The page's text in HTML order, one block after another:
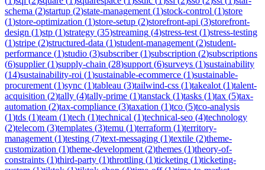
schema (2)startup (2)state-management (1)stock-control (1)store
(1)store-optimization (1)store-setup (2)storefront-api (3)storefront-
design (1)stp (1)strategy (35)streaming (4)stress-test (1)stress-testing
(1)stripe (2)structured-data (1)student-management (2)student-
performance (1)studio (3)subscriber(1)subscription (2)subscriptions
(6)supplier(1)supply-chain (28)support (6)surveys (1)sustainability
(14)sustainability-roi (1)sustainable-ecommerce (1)sustainable-
procurement (1)sync (1)tableau (3)tailwind-css (1)takealot (1)talent-
acquisition (2)tally (4)tally-prime (1)tanstack (1)tasks (1)tax (5)tax-
automation (2)tax-compliance (3)taxation (1)tco (5)tco-analysis
(1)tds (1)team (1)tech (1)technical (1)technical-seo (4)technology
(2)telecom (3)templates (3)temu (1)terraform (1)territory-
management (1)testing (7)text-messaging (1)textile (2)theme-
customization (1)theme-development (2)themes (1)theory-of-
constraints (1)third-party (1)throttling (1)ticketing (1)ticketing-